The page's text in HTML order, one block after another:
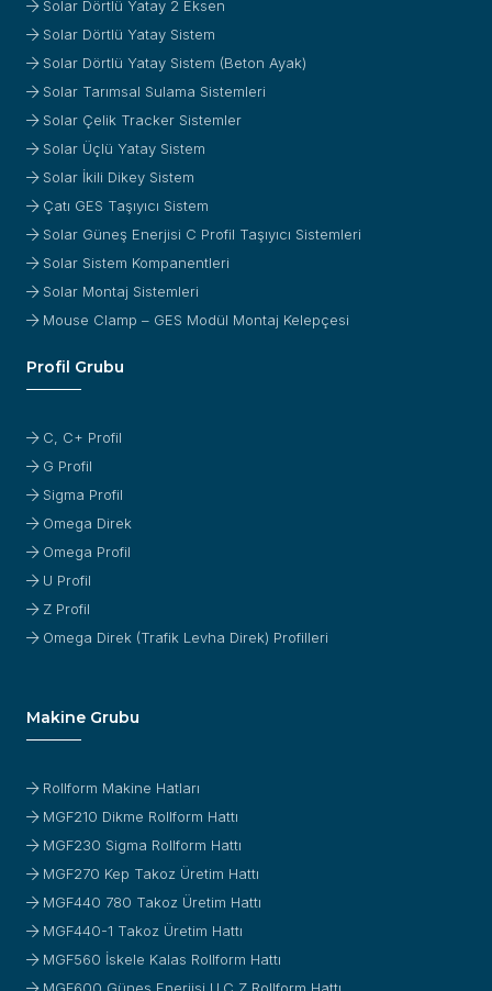
Solar Dörtlü Yatay 2 Eksen
Solar Dörtlü Yatay Sistem
Solar Dörtlü Yatay Sistem (Beton Ayak)
Solar Tarımsal Sulama Sistemleri
Solar Çelik Tracker Sistemler
Solar Üçlü Yatay Sistem
Solar İkili Dikey Sistem
Çatı GES Taşıyıcı Sistem
Solar Güneş Enerjisi C Profil Taşıyıcı Sistemleri
Solar Sistem Kompanentleri
Solar Montaj Sistemleri
Mouse Clamp – GES Modül Montaj Kelepçesi
Profil Grubu
C, C+ Profil
G Profil
Sigma Profil
Omega Direk
Omega Profil
U Profil
Z Profil
Omega Direk (Trafik Levha Direk) Profilleri
Makine Grubu
Rollform Makine Hatları
MGF210 Dikme Rollform Hattı
MGF230 Sigma Rollform Hattı
MGF270 Kep Takoz Üretim Hattı
MGF440 780 Takoz Üretim Hattı
MGF440-1 Takoz Üretim Hattı
MGF560 İskele Kalas Rollform Hattı
MGF600 Güneş Enerjisi U,C,Z Rollform Hattı